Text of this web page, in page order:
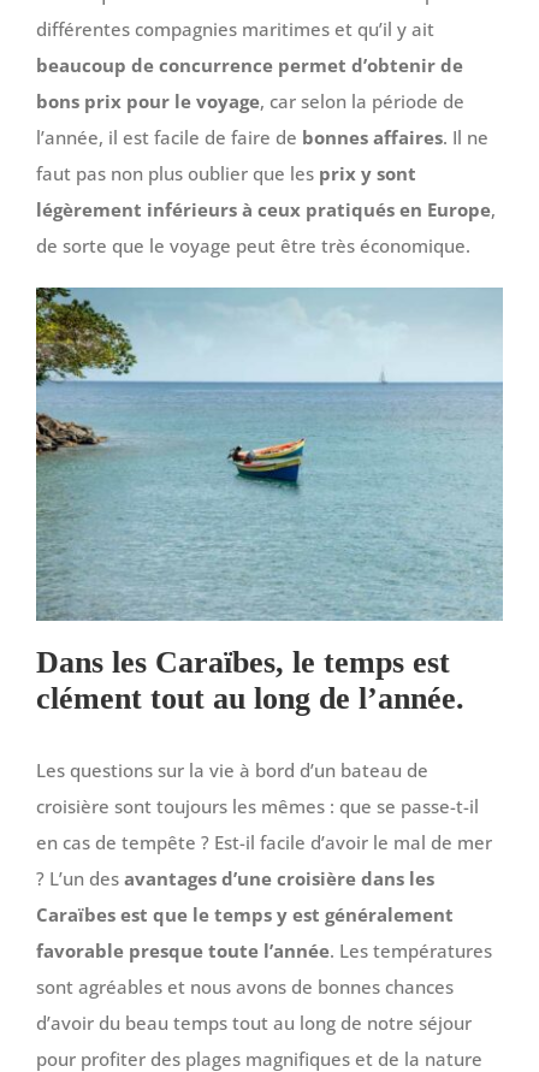
différentes compagnies maritimes et qu’il y ait
beaucoup de concurrence permet d’obtenir de
bons prix pour le voyage, car selon la période de
l’année, il est facile de faire de bonnes affaires. Il ne
faut pas non plus oublier que les prix y sont
légèrement inférieurs à ceux pratiqués en Europe,
de sorte que le voyage peut être très économique.
Dans les Caraïbes, le temps est
clément tout au long de l’année.
Les questions sur la vie à bord d’un bateau de
croisière sont toujours les mêmes : que se passe-t-il
en cas de tempête ? Est-il facile d’avoir le mal de mer
? L’un des avantages d’une croisière dans les
Caraïbes est que le temps y est généralement
favorable presque toute l’année. Les températures
sont agréables et nous avons de bonnes chances
d’avoir du beau temps tout au long de notre séjour
pour profiter des plages magnifiques et de la nature